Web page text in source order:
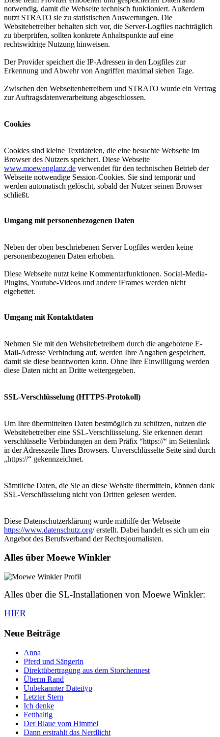
notwendig, damit die Webseite technisch funktioniert. Außerdem
nutzt STRATO sie zu statistischen Auswertungen. Die
Websitebetreiber behalten sich vor, die Server-Logfiles nachträglich
zu überprüfen, sollten konkrete Anhaltspunkte auf eine
rechtswidrige Nutzung hinweisen.
Der Provider speichert die IP-Adressen in den Logfiles zur
Erkennung und Abwehr von Angriffen maximal sieben Tage.
Zwischen den Webseitenbetreibern und STRATO wurde ein Vertrag
zur Auftragsdatenverarbeitung abgeschlossen.
Cookies
Cookies sind kleine Textdateien, die eine besuchte Webseite im
Browser des Nutzers speichert. Diese Webseite
www.moewenglanz.de verwendet für den technischen Betrieb der
Webseite notwendige Session-Cookies. Sie sind temporär und
werden automatisch gelöscht, sobald der Nutzer seinen Browser
schließt.
Umgang mit personenbezogenen Daten
Neben der oben beschriebenen Server Logfiles werden keine
personenbezogenen Daten erhoben.
Diese Webseite nutzt keine Kommentarfunktionen. Social-Media-
Plugins, Youtube-Videos und andere iFrames werden nicht
eigebettet.
Umgang mit Kontaktdaten
Nehmen Sie mit den Websitebetreibern durch die angebotene E-
Mail-Adresse Verbindung auf, werden Ihre Angaben gespeichert,
damit sie diese beantworten kann. Ohne Ihre Einwilligung werden
diese Daten nicht an Dritte weitergegeben.
SSL-Verschlüsselung (HTTPS-Protokoll)
Um Ihre übermittelten Daten bestmöglich zu schützen, nutzen die
Websitebetreiber eine SSL-Verschlüsselung. Sie erkennen derart
verschlüsselte Verbindungen an dem Präfix “https://“ im Seitenlink
in der Adresszeile Ihres Browsers. Unverschlüsselte Seite sind durch
„https://“ gekennzeichnet.
Sämtliche Daten, die Sie an diese Website übermitteln, können dank
SSL-Verschlüsselung nicht von Dritten gelesen werden.
Diese Datenschutzerklärung wurde mithilfe der Webseite
https://www.datenschutz.org/ erstellt. Dabei handelt es sich um ein
Angebot des Berufsverband der Rechtsjournalisten.
Alles über Moewe Winkler
Alles über die SL-Installationen von Moewe Winkler:
HIER
Neue Beiträge
Anna
Pferd und Sängerin
Direktübertragung aus dem Storchennest
Überm Rand
Unbekannter Dateityp
Letzter Stern
Ich denke
Fetthaltig
Der Blaue vom Himmel
Dann erstrahlt das Nerdlicht